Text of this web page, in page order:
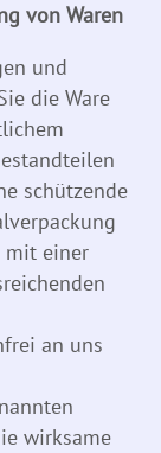
von Waren
und
die Ware
schützende
mit einer
an uns
wirksame